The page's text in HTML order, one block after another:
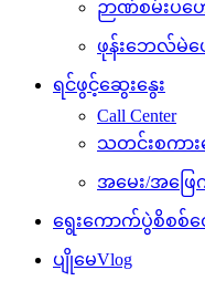
ဉာဏ်စမ်းပဟ
ဖုန်းဘေလ်မဲဖ
ရင်ဖွင့်ဆွေးနွေး
Call Center
သတင်းစကား
အမေး/အဖြ
ရွေးကောက်ပွဲစိစစ်တွ
ပျိုမေVlog